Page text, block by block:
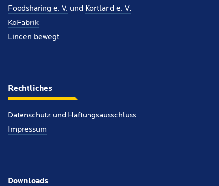
Foodsharing e. V. und Kortland e. V.
KoFabrik
Linden bewegt
Rechtliches
Datenschutz und Haftungsausschluss
Impressum
Downloads